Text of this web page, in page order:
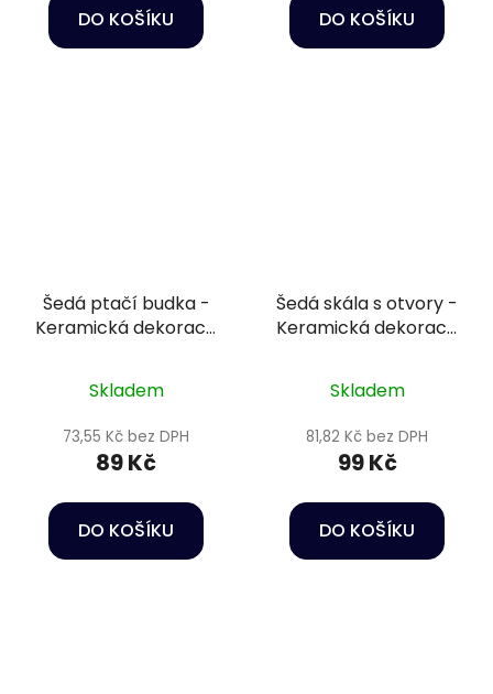
DO KOŠÍKU DO KOŠÍKU
Šedá ptačí budka -
Keramická dekorace
Skladem
73,55 Kč bez DPH
89 Kč
DO KOŠÍKU
Šedá skála s otvory -
Keramická dekorace
Skladem
81,82 Kč bez DPH
99 Kč
DO KOŠÍKU